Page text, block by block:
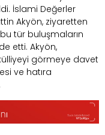
İslami Değerler
Akyön, ziyaretten
tür buluşmaların
etti. Akyön,
görmeye davet
ve hatıra